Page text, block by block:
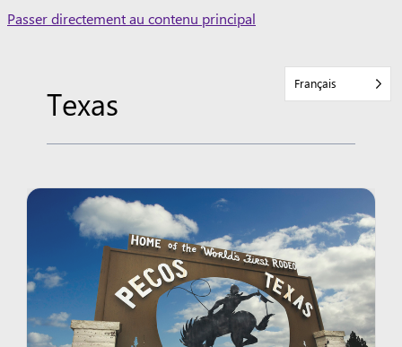
Skip
Passer directement au contenu principal
Français
Texas